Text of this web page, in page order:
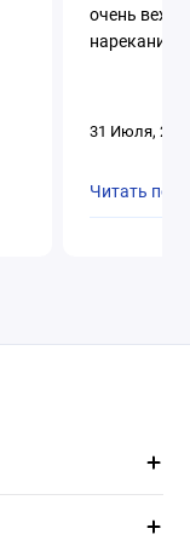
очень
нареканий.
31 Июля,
Читать